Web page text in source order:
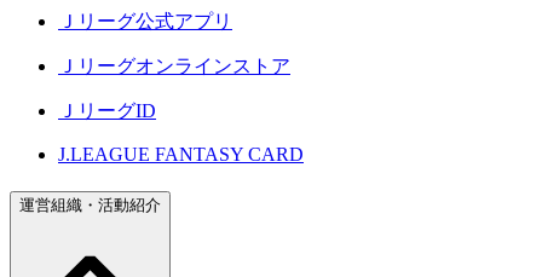
Ｊリーグ公式アプリ
Ｊリーグオンラインストア
ＪリーグID
J.LEAGUE FANTASY CARD
運営組織・活動紹介